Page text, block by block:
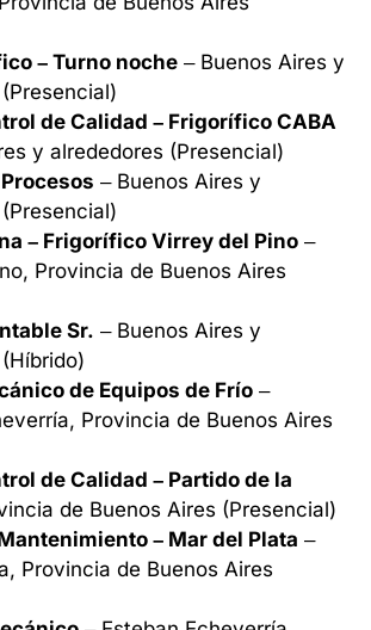
– Turno noche – Buenos Aires y
de Calidad – Frigorífico CABA
y alrededores (Presencial)
– Buenos Aires y
– Frigorífico Virrey del Pino –
Provincia de Buenos Aires
Sr. – Buenos Aires y
de Equipos de Frío –
Provincia de Buenos Aires
de Calidad – Partido de la
de Buenos Aires (Presencial)
– Mar del Plata –
Provincia de Buenos Aires